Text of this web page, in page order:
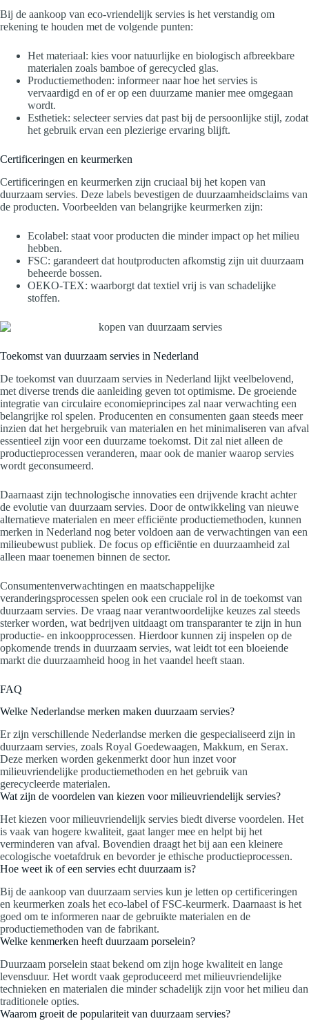
Bij de aankoop van eco-vriendelijk servies is het verstandig om
rekening te houden met de volgende punten:
Het materiaal: kies voor natuurlijke en biologisch afbreekbare
materialen zoals bamboe of gerecycled glas.
Productiemethoden: informeer naar hoe het servies is
vervaardigd en of er op een duurzame manier mee omgegaan
wordt.
Esthetiek: selecteer servies dat past bij de persoonlijke stijl, zodat
het gebruik ervan een plezierige ervaring blijft.
Certificeringen en keurmerken
Certificeringen en keurmerken zijn cruciaal bij het kopen van
duurzaam servies. Deze labels bevestigen de duurzaamheidsclaims van
de producten. Voorbeelden van belangrijke keurmerken zijn:
Ecolabel: staat voor producten die minder impact op het milieu
hebben.
FSC: garandeert dat houtproducten afkomstig zijn uit duurzaam
beheerde bossen.
OEKO-TEX: waarborgt dat textiel vrij is van schadelijke
stoffen.
Toekomst van duurzaam servies in Nederland
De toekomst van duurzaam servies in Nederland lijkt veelbelovend,
met diverse trends die aanleiding geven tot optimisme. De groeiende
integratie van circulaire economieprincipes zal naar verwachting een
belangrijke rol spelen. Producenten en consumenten gaan steeds meer
inzien dat het hergebruik van materialen en het minimaliseren van afval
essentieel zijn voor een duurzame toekomst. Dit zal niet alleen de
productieprocessen veranderen, maar ook de manier waarop servies
wordt geconsumeerd.
Daarnaast zijn technologische innovaties een drijvende kracht achter
de evolutie van duurzaam servies. Door de ontwikkeling van nieuwe
alternatieve materialen en meer efficiënte productiemethoden, kunnen
merken in Nederland nog beter voldoen aan de verwachtingen van een
milieubewust publiek. De focus op efficiëntie en duurzaamheid zal
alleen maar toenemen binnen de sector.
Consumentenverwachtingen en maatschappelijke
veranderingsprocessen spelen ook een cruciale rol in de toekomst van
duurzaam servies. De vraag naar verantwoordelijke keuzes zal steeds
sterker worden, wat bedrijven uitdaagt om transparanter te zijn in hun
productie- en inkoopprocessen. Hierdoor kunnen zij inspelen op de
opkomende trends in duurzaam servies, wat leidt tot een bloeiende
markt die duurzaamheid hoog in het vaandel heeft staan.
FAQ
Welke Nederlandse merken maken duurzaam servies?
Er zijn verschillende Nederlandse merken die gespecialiseerd zijn in
duurzaam servies, zoals Royal Goedewaagen, Makkum, en Serax.
Deze merken worden gekenmerkt door hun inzet voor
milieuvriendelijke productiemethoden en het gebruik van
gerecycleerde materialen.
Wat zijn de voordelen van kiezen voor milieuvriendelijk servies?
Het kiezen voor milieuvriendelijk servies biedt diverse voordelen. Het
is vaak van hogere kwaliteit, gaat langer mee en helpt bij het
verminderen van afval. Bovendien draagt het bij aan een kleinere
ecologische voetafdruk en bevorder je ethische productieprocessen.
Hoe weet ik of een servies echt duurzaam is?
Bij de aankoop van duurzaam servies kun je letten op certificeringen
en keurmerken zoals het eco-label of FSC-keurmerk. Daarnaast is het
goed om te informeren naar de gebruikte materialen en de
productiemethoden van de fabrikant.
Welke kenmerken heeft duurzaam porselein?
Duurzaam porselein staat bekend om zijn hoge kwaliteit en lange
levensduur. Het wordt vaak geproduceerd met milieuvriendelijke
technieken en materialen die minder schadelijk zijn voor het milieu dan
traditionele opties.
Waarom groeit de populariteit van duurzaam servies?